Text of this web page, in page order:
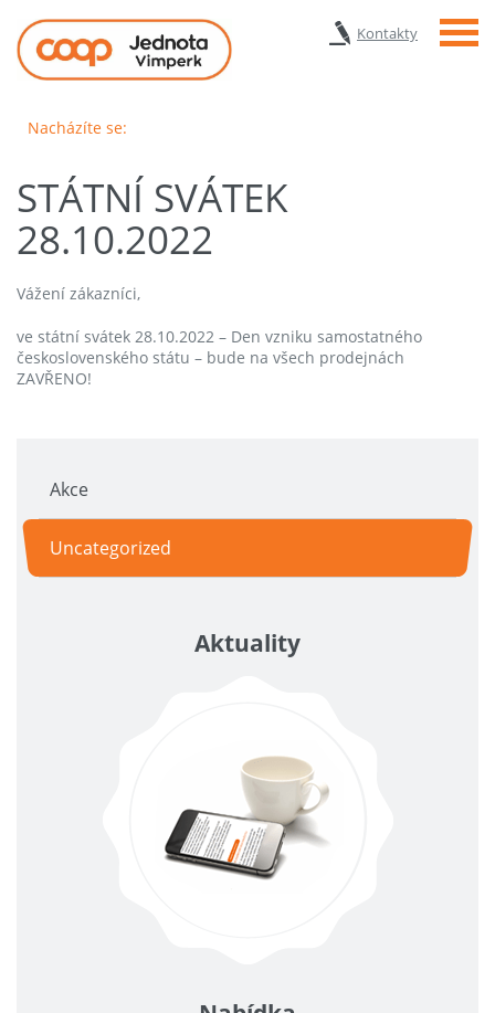
Kontakty Menu
Nacházíte se:
STÁTNÍ SVÁTEK
28.10.2022
Vážení zákazníci,
ve státní svátek 28.10.2022 – Den vzniku samostatného
československého státu – bude na všech prodejnách
ZAVŘENO!
Akce
Uncategorized
Aktuality